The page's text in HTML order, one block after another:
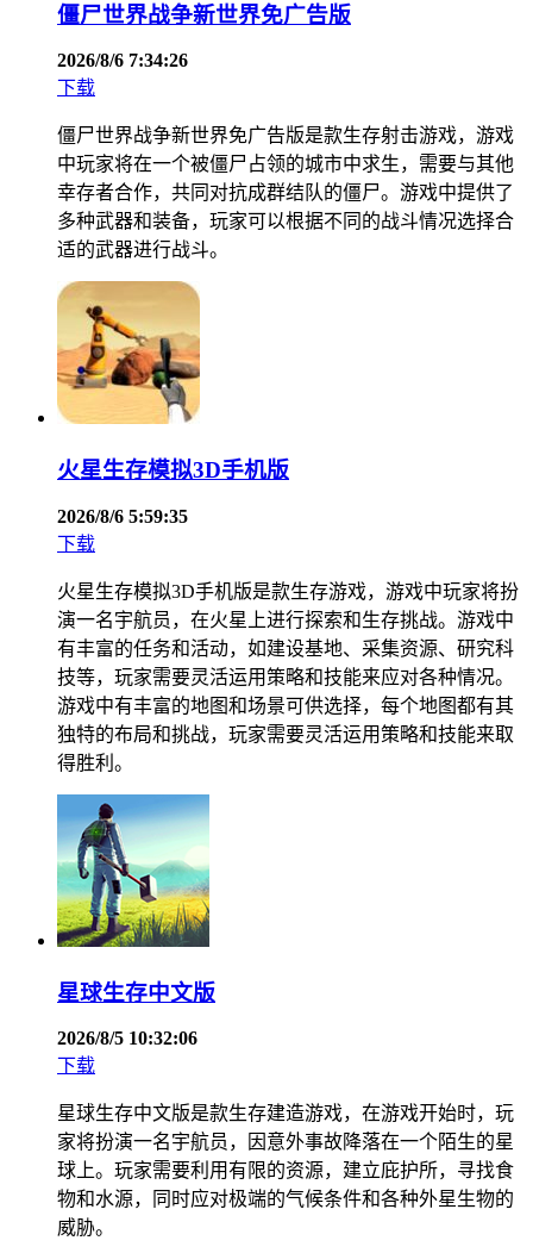
僵尸世界战争新世界免广告版
2026/8/6 7:34:26
下载
僵尸世界战争新世界免广告版是款生存射击游戏，游戏
中玩家将在一个被僵尸占领的城市中求生，需要与其他
幸存者合作，共同对抗成群结队的僵尸。游戏中提供了
多种武器和装备，玩家可以根据不同的战斗情况选择合
适的武器进行战斗。
火星生存模拟3D手机版
2026/8/6 5:59:35
下载
火星生存模拟3D手机版是款生存游戏，游戏中玩家将扮
演一名宇航员，在火星上进行探索和生存挑战。游戏中
有丰富的任务和活动，如建设基地、采集资源、研究科
技等，玩家需要灵活运用策略和技能来应对各种情况。
游戏中有丰富的地图和场景可供选择，每个地图都有其
独特的布局和挑战，玩家需要灵活运用策略和技能来取
得胜利。
星球生存中文版
2026/8/5 10:32:06
下载
星球生存中文版是款生存建造游戏，在游戏开始时，玩
家将扮演一名宇航员，因意外事故降落在一个陌生的星
球上。玩家需要利用有限的资源，建立庇护所，寻找食
物和水源，同时应对极端的气候条件和各种外星生物的
威胁。